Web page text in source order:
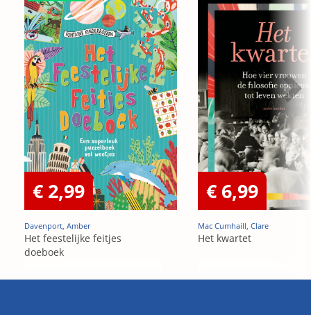
€ 2,99
Davenport, Amber
Het feestelijke feitjes
doeboek
€ 6,99
Mac Cumhaill, Clare
Het kwartet